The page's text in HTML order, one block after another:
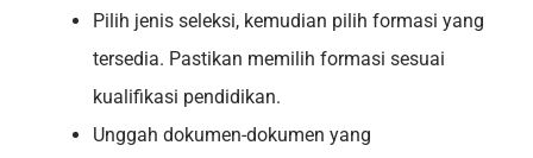
Pilih jenis seleksi, kemudian pilih formasi yang
tersedia. Pastikan memilih formasi sesuai
kualifikasi pendidikan.
Unggah dokumen-dokumen yang